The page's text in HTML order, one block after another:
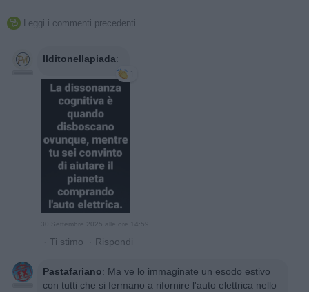
 Leggi i commenti precedenti...
Ilditonellapiada:
1
30 Settembre 2025 alle ore 14:59
· Ti stimo · Rispondi
Pastafariano: Ma ve lo immaginate un esodo estivo
con tutti che si fermano a rifornire l'auto elettrica nello